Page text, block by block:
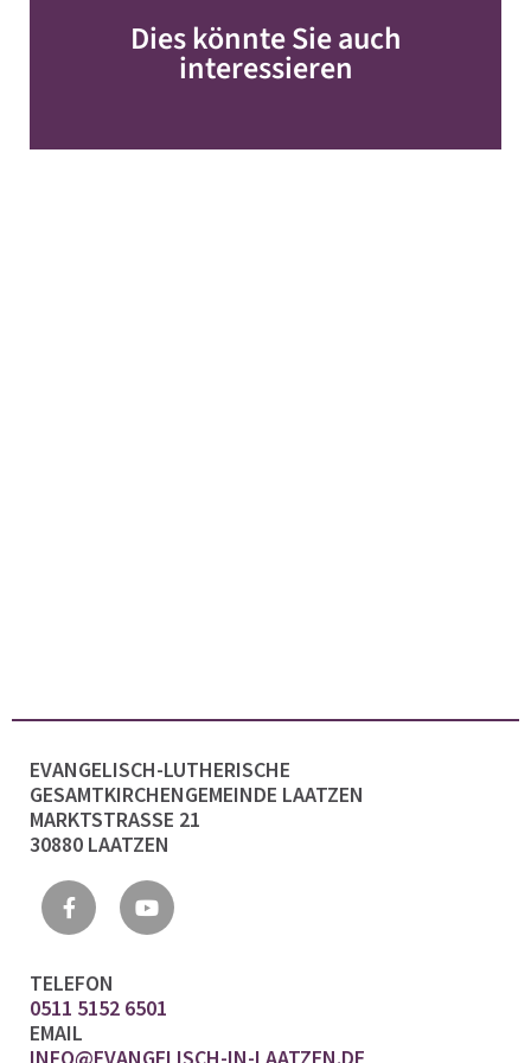
Dies könnte Sie auch
interessieren
EVANGELISCH-LUTHERISCHE
GESAMTKIRCHENGEMEINDE LAATZEN
MARKTSTRASSE 21
30880 LAATZEN
TELEFON
0511 5152 6501
EMAIL